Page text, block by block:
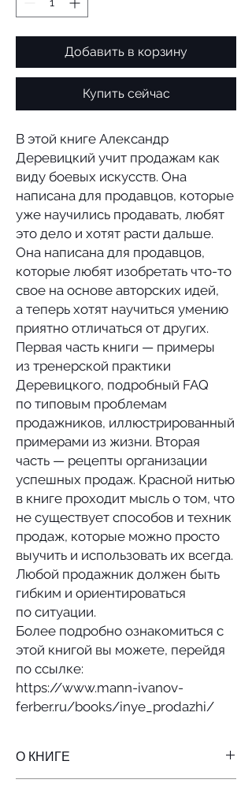
Добавить в корзину
Купить сейчас
В этой книге Александр
Деревицкий учит продажам как
виду боевых искусств. Она
написана для продавцов, которые
уже научились продавать, любят
это дело и хотят расти дальше.
Она написана для продавцов,
которые любят изобретать что-то
свое на основе авторских идей,
а теперь хотят научиться умению
приятно отличаться от других.
Первая часть книги — примеры
из тренерской практики
Деревицкого, подробный FAQ
по типовым проблемам
продажников, иллюстрированный
примерами из жизни. Вторая
часть — рецепты организации
успешных продаж. Красной нитью
в книге проходит мысль о том, что
не существует способов и техник
продаж, которые можно просто
выучить и использовать их всегда.
Любой продажник должен быть
гибким и ориентироваться
по ситуации.
Более подробно ознакомиться с
этой книгой вы можете, перейдя
по ссылке:
https://www.mann-ivanov-
ferber.ru/books/inye_prodazhi/
О КНИГЕ